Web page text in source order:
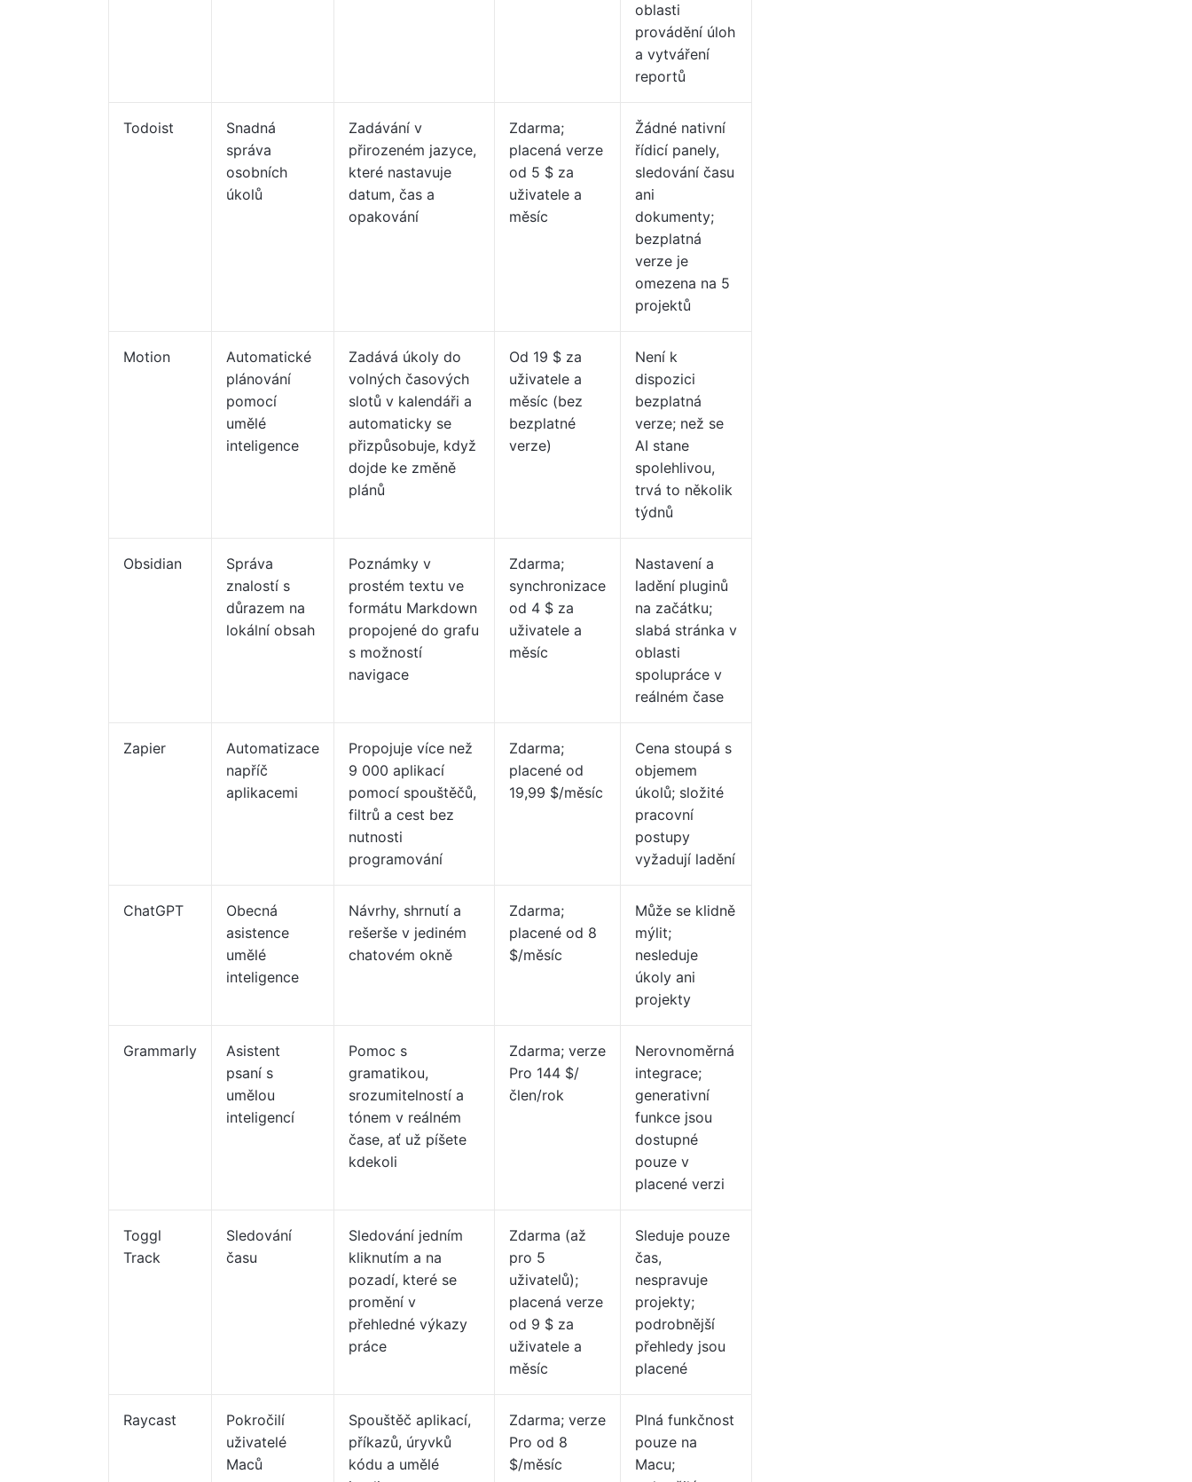
oblasti
provádění úloh
a vytváření
reportů
Todoist
Snadná
správa
osobních
úkolů
Zadávání v
přirozeném jazyce,
které nastavuje
datum, čas a
opakování
Zdarma;
placená verze
od 5 $ za
uživatele a
měsíc
Žádné nativní
řídicí panely,
sledování času
ani
dokumenty;
bezplatná
verze je
omezena na 5
projektů
Motion
Automatické
plánování
pomocí
umělé
inteligence
Zadává úkoly do
volných časových
slotů v kalendáři a
automaticky se
přizpůsobuje, když
dojde ke změně
plánů
Od 19 $ za
uživatele a
měsíc (bez
bezplatné
verze)
Není k
dispozici
bezplatná
verze; než se
AI stane
spolehlivou,
trvá to několik
týdnů
Obsidian
Správa
znalostí s
důrazem na
lokální obsah
Poznámky v
prostém textu ve
formátu Markdown
propojené do grafu
s možností
navigace
Zdarma;
synchronizace
od 4 $ za
uživatele a
měsíc
Nastavení a
ladění pluginů
na začátku;
slabá stránka v
oblasti
spolupráce v
reálném čase
Zapier
Automatizace
napříč
aplikacemi
Propojuje více než
9 000 aplikací
pomocí spouštěčů,
filtrů a cest bez
nutnosti
programování
Zdarma;
placené od
19,99 $/měsíc
Cena stoupá s
objemem
úkolů; složité
pracovní
postupy
vyžadují ladění
ChatGPT
Obecná
asistence
umělé
inteligence
Návrhy, shrnutí a
rešerše v jediném
chatovém okně
Zdarma;
placené od 8
$/měsíc
Může se klidně
mýlit;
nesleduje
úkoly ani
projekty
Grammarly
Asistent
psaní s
umělou
inteligencí
Pomoc s
gramatikou,
srozumitelností a
tónem v reálném
čase, ať už píšete
kdekoli
Zdarma; verze
Pro 144 $/
člen/rok
Nerovnoměrná
integrace;
generativní
funkce jsou
dostupné
pouze v
placené verzi
Toggl
Track
Sledování
času
Sledování jedním
kliknutím a na
pozadí, které se
promění v
přehledné výkazy
práce
Zdarma (až
pro 5
uživatelů);
placená verze
od 9 $ za
uživatele a
měsíc
Sleduje pouze
čas,
nespravuje
projekty;
podrobnější
přehledy jsou
placené
Raycast
Pokročilí
uživatelé
Maců
Spouštěč aplikací,
příkazů, úryvků
kódu a umělé
Zdarma; verze
Pro od 8
$/měsíc
Plná funkčnost
pouze na
Macu;